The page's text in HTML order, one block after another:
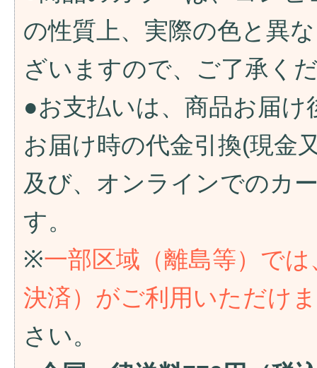
の性質上、実際の色と異
ざいますので、ご了承く
●お支払いは、商品お届け
お届け時の代金引換(現金
及び、オンラインでのカ
す。
※一部区域（離島等）で
決済）がご利用いただけ
さい。